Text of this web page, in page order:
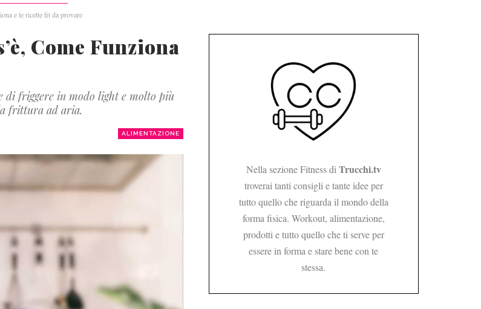
e le ricette fit da provare
Come Funziona
di friggere in modo light e molto più
frittura ad aria.
ALIMENTAZIONE
Nella sezione Fitness diTrucchi.tv
troverai tanti consigli e tante idee per
tutto quello che riguarda il mondo della
forma fisica. Workout, alimentazione,
prodotti e tutto quello che ti serve per
essere in forma e stare bene con te
stessa.